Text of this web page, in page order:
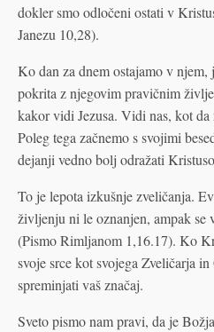
dokler smo odločeni ostati v
Janezu 10,28).
Ko dan za dnem ostajamo v njem,
pokrita z njegovim pravičnim
kakor vidi Jezusa. Vidi nas, kot
Poleg tega začnemo s svojimi
dejanji vedno bolj odražati
To je lepota izkušnje zveličanja.
življenju ni le oznanjen, ampak se
(Pismo Rimljanom 1,16.17). Ko
svoje srce kot svojega Zveličarja
spreminjati vaš značaj.
Sveto pismo nam pravi, da je